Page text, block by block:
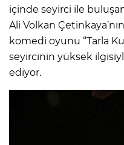
içinde seyirci ile
Ali Volkan
komedi oyunu “Tarla
seyircinin yüksek
ediyor.